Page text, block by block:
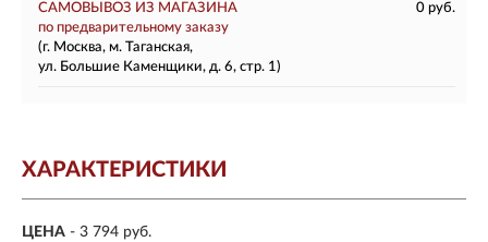
САМОВЫВОЗ ИЗ МАГАЗИНА
0 руб.
по предварительному заказу
(г. Москва, м. Таганская,
ул. Большие Каменщики, д. 6, стр. 1)
ХАРАКТЕРИСТИКИ
ЦЕНА - 3 794 руб.